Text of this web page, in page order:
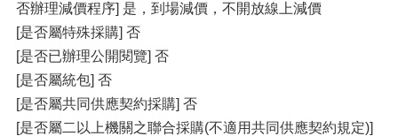
否辦理減價程序] 是，到場減價，不開放線上減價
[是否屬特殊採購] 否
[是否已辦理公開閱覽] 否
[是否屬統包] 否
[是否屬共同供應契約採購] 否
[是否屬二以上機關之聯合採購(不適用共同供應契約規定)]